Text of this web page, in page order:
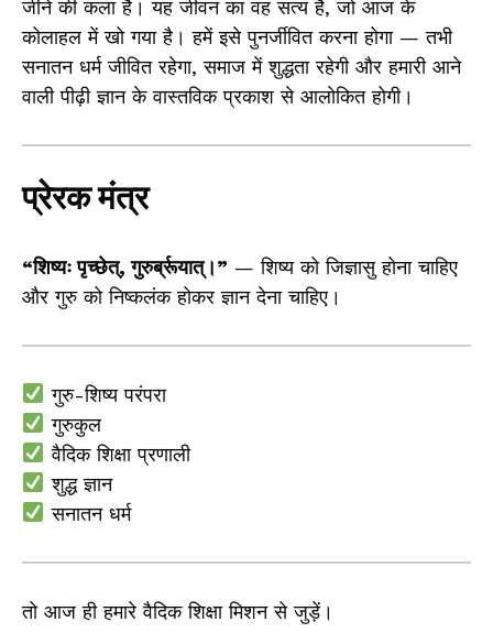
जीने की कला है। यह जीवन का वह सत्य है, जो आज के
कोलाहल में खो गया है। हमें इसे पुनर्जीवित करना होगा — तभी
सनातन धर्म जीवित रहेगा, समाज में शुद्धता रहेगी और हमारी आने
वाली पीढ़ी ज्ञान के वास्तविक प्रकाश से आलोकित होगी।
प्रेरक मंत्र
“शिष्यः पृच्छेत्, गुरुर्ब्रूयात्।” — शिष्य को जिज्ञासु होना चाहिए
और गुरु को निष्कलंक होकर ज्ञान देना चाहिए।
गुरु-शिष्य परंपरा
गुरुकुल
वैदिक शिक्षा प्रणाली
शुद्ध ज्ञान
सनातन धर्म
तो आज ही हमारे वैदिक शिक्षा मिशन से जुड़ें।